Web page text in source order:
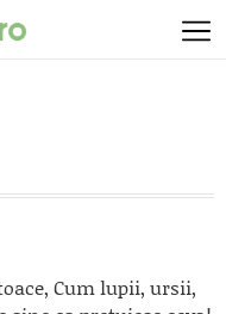
Cum lupii, ursii,